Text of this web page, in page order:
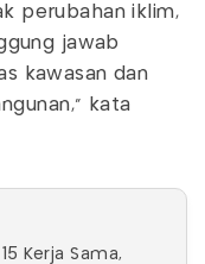
perubahan iklim,
jawab
kawasan dan
kata
Kerja Sama,